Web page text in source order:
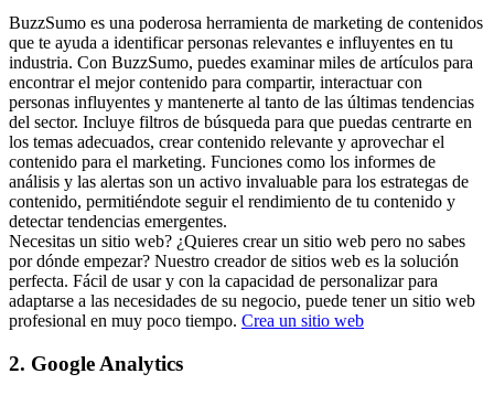
BuzzSumo es una poderosa herramienta de marketing de contenidos
que te ayuda a identificar personas relevantes e influyentes en tu
industria. Con BuzzSumo, puedes examinar miles de artículos para
encontrar el mejor contenido para compartir, interactuar con
personas influyentes y mantenerte al tanto de las últimas tendencias
del sector. Incluye filtros de búsqueda para que puedas centrarte en
los temas adecuados, crear contenido relevante y aprovechar el
contenido para el marketing. Funciones como los informes de
análisis y las alertas son un activo invaluable para los estrategas de
contenido, permitiéndote seguir el rendimiento de tu contenido y
detectar tendencias emergentes.
Necesitas un sitio web? ¿Quieres crear un sitio web pero no sabes
por dónde empezar? Nuestro creador de sitios web es la solución
perfecta. Fácil de usar y con la capacidad de personalizar para
adaptarse a las necesidades de su negocio, puede tener un sitio web
profesional en muy poco tiempo. Crea un sitio web
2. Google Analytics